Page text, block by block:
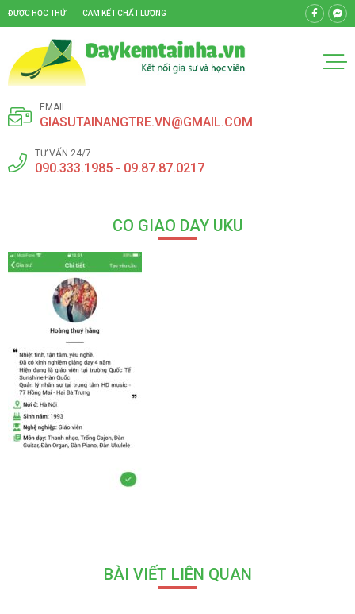
ĐƯỢC HỌC THỬ CAM KẾT CHẤT LƯỢNG
EMAIL
GIASUTAINANGTRE.VN@GMAIL.COM
TƯ VẤN 24/7
090.333.1985 - 09.87.87.0217
CO GIAO DAY UKU
BÀI VIẾT LIÊN QUAN